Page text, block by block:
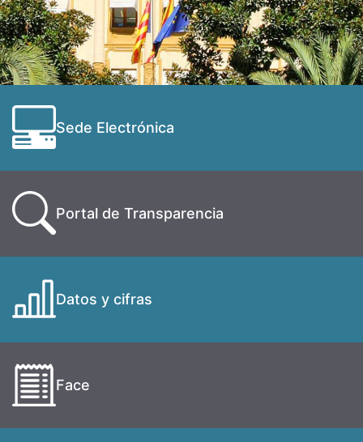
Sede Electrónica
Portal de Transparencia
Datos y cifras
Face